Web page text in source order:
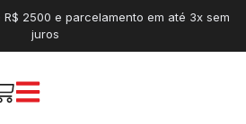
R$ 2500 e parcelamento em até 3x sem
juros